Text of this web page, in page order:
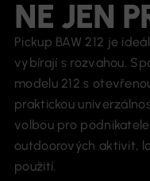
NE JEN
Pickup BAW 212 je
vybírají s rozvahou.
modelu 212 s
praktickou
volbou pro
outdoorových aktivit,
použití.